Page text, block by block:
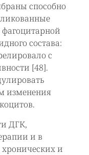
способно
состава:
с
[48].
изменения
ДГК,
и в
хронических и